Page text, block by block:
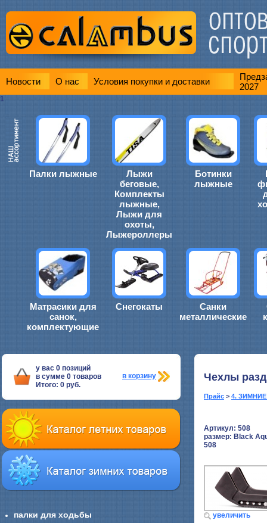
Новости О нас Условия покупки и доставки
2027
1
Палки лыжные
Лыжи
беговые,
Комплекты
лыжные,
Лыжи для
охоты,
Лыжероллеры
Ботинки
лыжные
Матрасики для
санок,
комплектующие
Снегокаты
Санки
металлические
у вас 0 позиций
в сумме 0 товаров
Итого: 0 руб.
в корзину
палки для ходьбы
Чехлы
Прайс > 4.
Артикул: 508
размер: Black
508
увеличить